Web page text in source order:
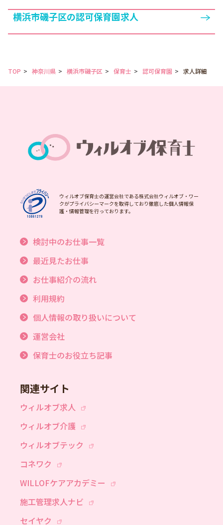
横浜市磯子区の認可保育園求人
TOP 神奈川県 横浜市磯子区 保育士 認可保育園 求人詳細
ウィルオブ保育士の運営会社である株式会社ウィルオブ・ワー
クがプライバシーマークを取得しており徹底した個人情報保
護・情報管理を行っております。
検討中のお仕事一覧
最近見たお仕事
お仕事紹介の流れ
利用規約
個人情報の取り扱いについて
運営会社
保育士のお役立ち記事
関連サイト
ウィルオブ求人
ウィルオブ介護
ウィルオブテック
コネワク
WILLOFケアアカデミー
施工管理求人ナビ
セイヤク